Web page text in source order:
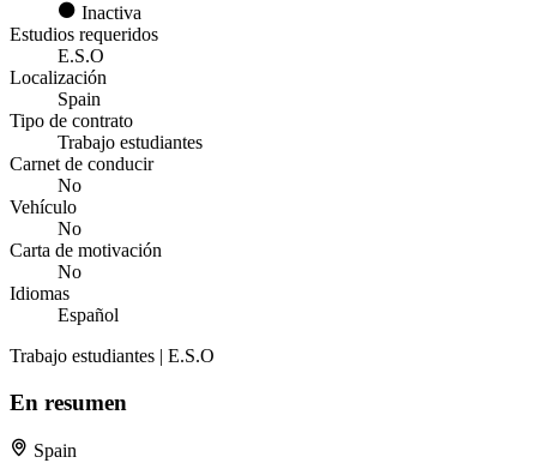
Inactiva
Estudios requeridos
E.S.O
Localización
Spain
Tipo de contrato
Trabajo estudiantes
Carnet de conducir
No
Vehículo
No
Carta de motivación
No
Idiomas
Español
Trabajo estudiantes | E.S.O
En resumen
Spain